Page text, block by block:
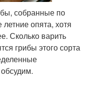
собранные по
опята, хотя
Сколько варить
грибы этого сорта